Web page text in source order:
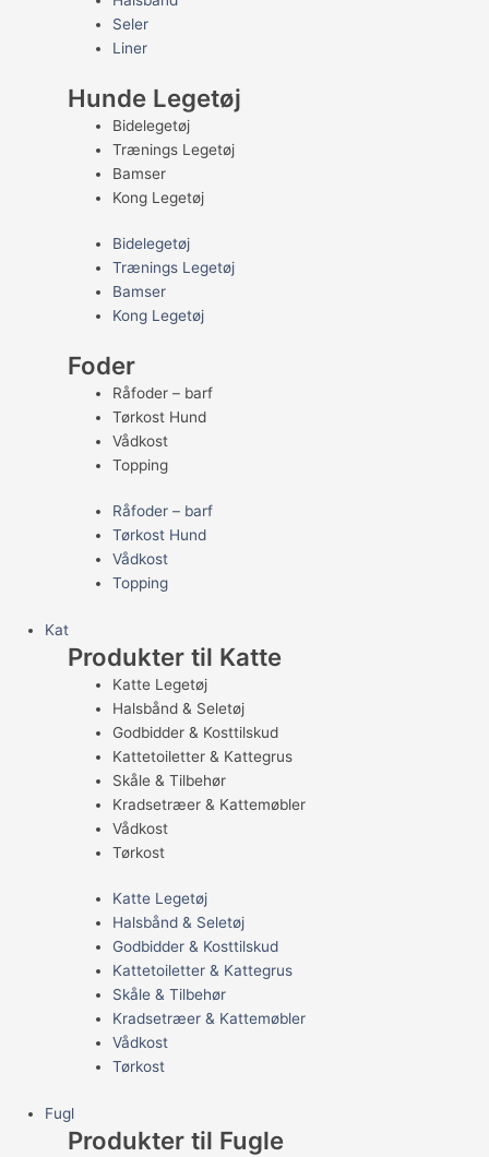
Seler
Liner
Hunde Legetøj
Bidelegetøj
Trænings Legetøj
Bamser
Kong Legetøj
Bidelegetøj
Trænings Legetøj
Bamser
Kong Legetøj
Foder
Råfoder – barf
Tørkost Hund
Vådkost
Topping
Råfoder – barf
Tørkost Hund
Vådkost
Topping
Kat
Produkter til Katte
Katte Legetøj
Halsbånd & Seletøj
Godbidder & Kosttilskud
Kattetoiletter & Kattegrus
Skåle & Tilbehør
Kradsetræer & Kattemøbler
Vådkost
Tørkost
Katte Legetøj
Halsbånd & Seletøj
Godbidder & Kosttilskud
Kattetoiletter & Kattegrus
Skåle & Tilbehør
Kradsetræer & Kattemøbler
Vådkost
Tørkost
Fugl
Produkter til Fugle